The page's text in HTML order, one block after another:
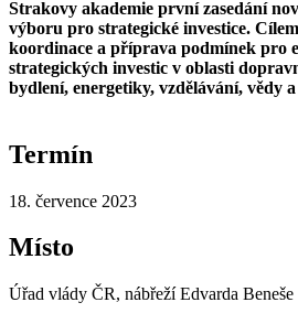
Strakovy akademie první zasedání
výboru pro strategické investice.
koordinace a příprava podmínek pro
strategických investic v oblasti
bydlení, energetiky, vzdělávání, vědy
Termín
18. července 2023
Místo
Úřad vlády ČR, nábřeží Edvarda Beneše